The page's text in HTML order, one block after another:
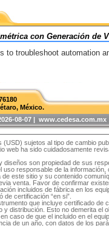
con Generación de
to troubleshoot automation
México.
08-07 | www.cedesa.com.mx
(USD) sujetos al tipo de cambio
web ha sido cuidadosamente
diseños son propiedad de sus
uso responsable de la información,
de este sitio y su contenido
venta. Favor de confirmar
incluidos de fábrica en los
certificación “en si”.
que incluye certificado
y distribución. Esto no demerita el
caso de que el incluido en el
de un año, con datos de los